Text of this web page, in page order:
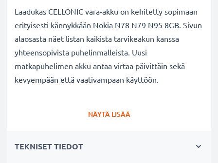
Laadukas CELLONIC vara-akku on kehitetty sopimaan
erityisesti kännykkään Nokia N78 N79 N95 8GB. Sivun
alaosasta näet listan kaikista tarvikeakun kanssa
yhteensopivista puhelinmalleista. Uusi
matkapuhelimen akku antaa virtaa päivittäin sekä
kevyempään että vaativampaan käyttöön.
lataamiselta
NÄYTÄ LISÄÄ
TEKNISET TIEDOT